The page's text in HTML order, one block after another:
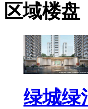
区域楼盘
绿城绿